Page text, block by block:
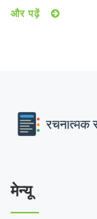
और पढ़ें
मेन्यू